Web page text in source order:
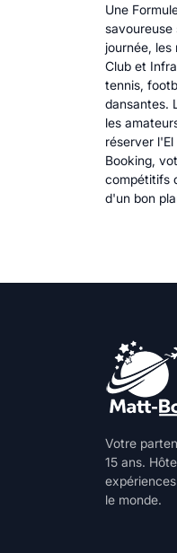
Une
savoureuse
journée,
Club et
tennis,
dansantes.
les
réserver
Booking,
compétitifs
d'un bon
Votre
15 ans.
le monde.